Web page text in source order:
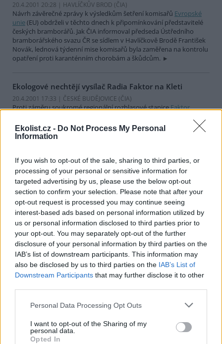
Ekolist.cz - Do Not Process My Personal
Information
If you wish to opt-out of the sale, sharing to third parties, or
processing of your personal or sensitive information for
targeted advertising by us, please use the below opt-out
section to confirm your selection. Please note that after your
opt-out request is processed you may continue seeing
interest-based ads based on personal information utilized by
us or personal information disclosed to third parties prior to
your opt-out. You may separately opt-out of the further
disclosure of your personal information by third parties on the
IAB’s list of downstream participants. This information may
also be disclosed by us to third parties on the IAB’s List of
Downstream Participants that may further disclose it to other
Personal Data Processing Opt Outs
I want to opt-out of the Sharing of my
personal data.
Opted In
20.4.2001 20:28 | HAVLÍČKŮV BROD (ČIA)
Návrh závěrečné zprávy k výsledkům šetření komisařů Evropské
unie(EU) obdrželi v těchto dnech k připomínkování představitelé
českých bramborářů. Jak ČIA informoval předseda Ústředního
bramborářského svazu ČR se sídlem v Havlíčkově Brodě František
Novák, lednová týdenní mise komisařů byla zaměřena na kontrolu
opatření proti karanténním chorobám a škůdcům.
Ekologové nechtějí vysílač Radia Faktor na Kleti
20.4.2001 17:33 | ČESKÉ BUDĚJOVICE (ČIA)
Proti záměru soukromé regionální rozhlasové staniceFaktor
krajinné oblasti (CHKO) Blanský lesprotestují jihočeská ekologická
sdružení.
Aktéři filmu Dva lidé v ZOO se po 12 letech sejdou v
Ústí nad Labem
20.4.2001 16:03 | ÚSTÍ NAD LABEM (ČIA)
Mezinárodní Den Země a 12 let od natočení oblíbeného
celovečerního filmu Dva lidé v ZOO si v neděli 22. dubna 2001 v
Zoologické zahradě (ZOO) v Ústí nad Labempřipomenou tvůrci
filmu, ekologové i veřejnost. Ředitelka ústecké ZOO Zdeňka
Jeřábková ČIA informovala, že oslava Dne Země začne v areálu
zahrady v 11.00 hodin.
Radnice stále jedná s vlastníky pozemků
20.4.2001 15:46 | HAVLÍČKŮV BROD (ČIA)
podmínkami na prodej brzdí zahájení výstavby severovýchodní
části obchvatu. Jak informoval starosta
celou situací se opět zabýval výbor pro územní plán a rozvoj
podnikání. Město nyní jako další vstřícný krok nabídlo oběma
vlastníkům částečnou směnu a odkup.